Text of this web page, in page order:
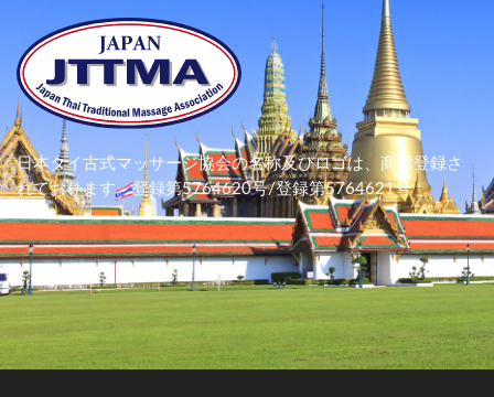
日本タイ古式マッサージ協会の名称及びロゴは、 商標登録さ
れております。登録第5764620号/登録第5764621号